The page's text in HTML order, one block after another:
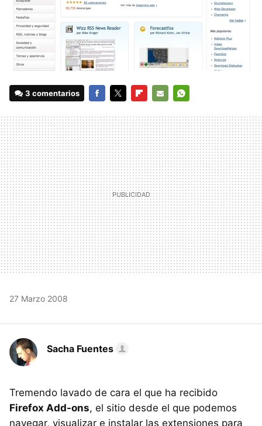
3 comentarios
MAIL
27 Marzo 2008
Sacha Fuentes
Tremendo lavado de cara el que ha recibido
Firefox Add-ons, el sitio desde el que podemos
navegar, visualizar e instalar las extensiones para